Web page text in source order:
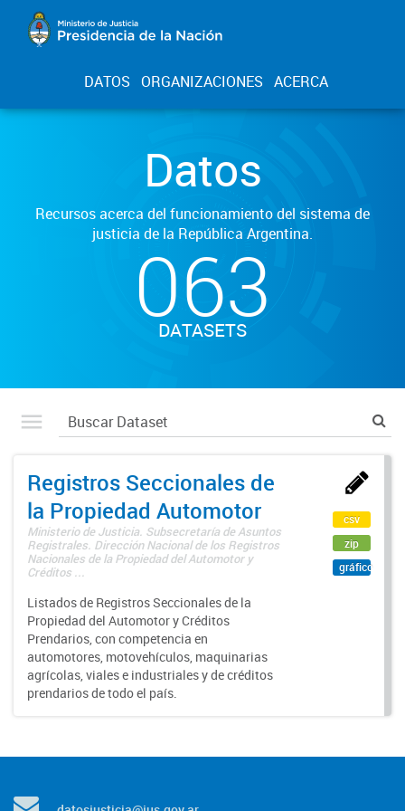
DATOS ORGANIZACIONES ACERCA
Datos
Recursos acerca del funcionamiento del sistema de
justicia de la República Argentina.
063
DATASETS
Registros Seccionales de
la Propiedad Automotor
Ministerio de Justicia. Subsecretaría de Asuntos
Registrales. Dirección Nacional de los Registros
Nacionales de la Propiedad del Automotor y
Créditos ...
Listados de Registros Seccionales de la
Propiedad del Automotor y Créditos
Prendarios, con competencia en
automotores, motovehículos, maquinarias
agrícolas, viales e industriales y de créditos
prendarios de todo el país.
csv
zip
gráfico